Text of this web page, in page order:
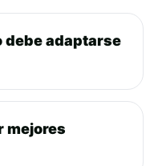
debe adaptarse
mejores